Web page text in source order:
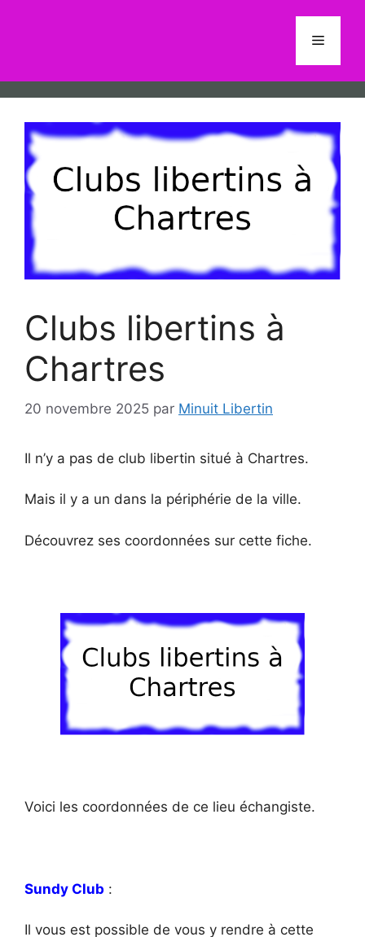
Menu
Clubs libertins à
Chartres
20 novembre 2025 par Minuit Libertin
Il n’y a pas de club libertin situé à Chartres.
Mais il y a un dans la périphérie de la ville.
Découvrez ses coordonnées sur cette fiche.
Voici les coordonnées de ce lieu échangiste.
Sundy Club :
Il vous est possible de vous y rendre à cette